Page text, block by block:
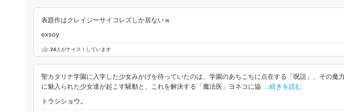
表題作はクレイジーサイコレズしか居ないｗ
exsoy
24人がナイス！しています
聖カタリナ学園に入学した少女みかげを待っていたのは、学園のあちこちに点在する「呪詛」、その魔
に魅入られた少女達が起こす騒動と、これを解決する「魔法医」ヨネコに協 …続きを読む
トラシショウ。